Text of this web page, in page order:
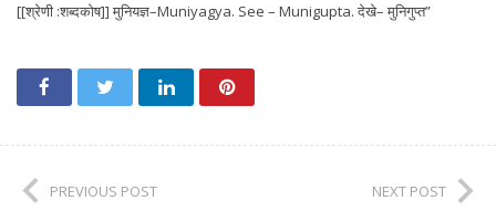
अयोध्या
[[श्रेणी :शब्दकोष]] मुनियज्ञ–Muniyagya. See – Munigupta. देखे– मुनिगुप्त”
PREVIOUS POST NEXT POST